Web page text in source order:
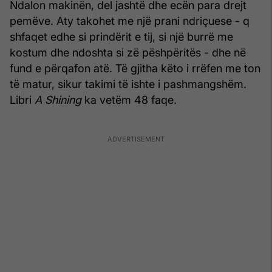
Ndalon makinën, del jashtë dhe ecën para drejt
pemëve. Aty takohet me një prani ndriçuese - q
shfaqet edhe si prindërit e tij, si një burrë me
kostum dhe ndoshta si zë pëshpëritës - dhe në
fund e përqafon atë. Të gjitha këto i rrëfen me ton
të matur, sikur takimi të ishte i pashmangshëm.
Libri A Shiningka vetëm 48 faqe.